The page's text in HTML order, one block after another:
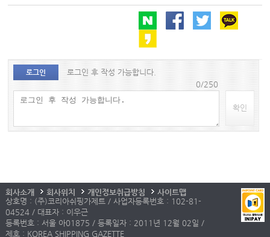
로그인
로그인 후 작성 가능합니다.
0/250
확인
회사소개 회사위치 개인정보취급방침
사이트맵
상호명 : (주)코리아쉬핑가제트 / 사업자등록번호 : 102-81-
04524 / 대표자 : 이우근
등록번호 : 서울 아01875 / 등록일자 : 2011년 12월 02일 /
제호 : KOREA SHIPPING GAZETTE